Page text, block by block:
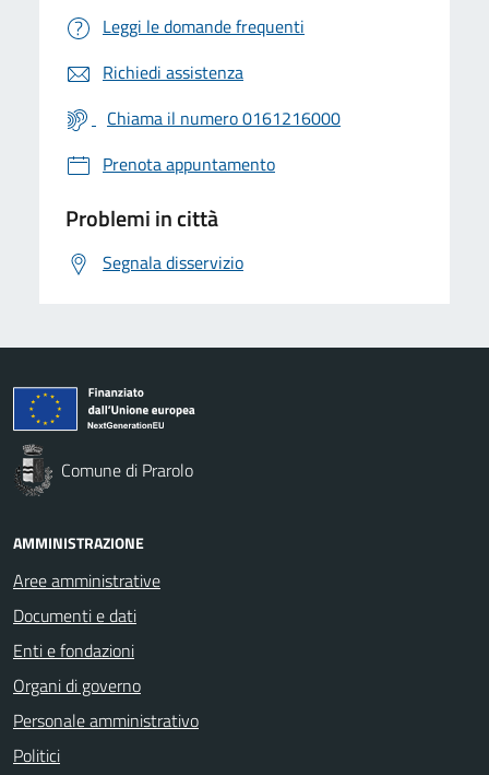
Leggi le domande frequenti
Richiedi assistenza
Chiama il numero 0161216000
Prenota appuntamento
Problemi in città
Segnala disservizio
Comune di Prarolo
AMMINISTRAZIONE
Aree amministrative
Documenti e dati
Enti e fondazioni
Organi di governo
Personale amministrativo
Politici